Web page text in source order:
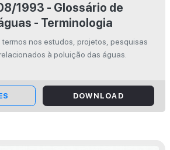
- Terminologia
termos nos estudos, projetos, pesquisas
à poluição das águas.
DOWNLOAD